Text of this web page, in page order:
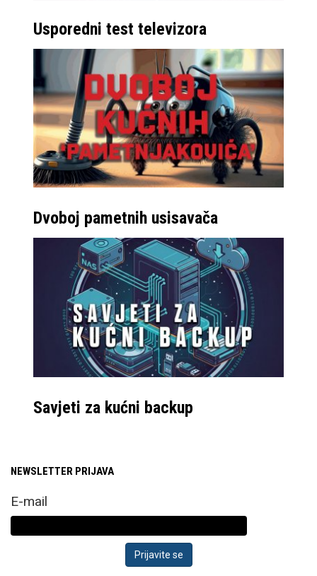
Usporedni test televizora
Dvoboj pametnih usisavača
Savjeti za kućni backup
NEWSLETTER PRIJAVA
E-mail